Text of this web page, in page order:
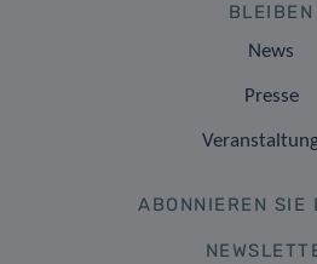
BLEIBEN
News
Presse
ABONNIEREN SIE